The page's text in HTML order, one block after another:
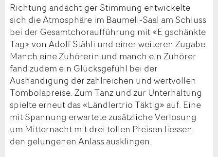
Richtung andächtiger Stimmung entwickelte
sich die Atmosphäre im Baumeli-Saal am Schluss
bei der Gesamtchoraufführung mit «E gschänkte
Tag» von Adolf Stähli und einer weiteren Zugabe.
Manch eine Zuhörerin und manch ein Zuhörer
fand zudem ein Glücksgefühl bei der
Aushändigung der zahlreichen und wertvollen
Tombolapreise. Zum Tanz und zur Unterhaltung
spielte erneut das «Ländlertrio Täktig» auf. Eine
mit Spannung erwartete zusätzliche Verlosung
um Mitternacht mit drei tollen Preisen liessen
den gelungenen Anlass ausklingen.